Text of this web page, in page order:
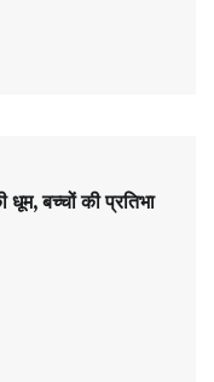
धूम, बच्चों की प्रतिभा